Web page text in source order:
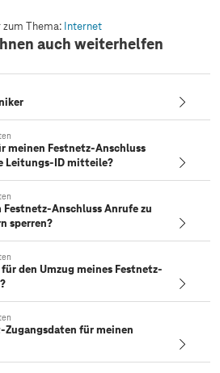
zum Thema: Internet
auch weiterhelfen
meinen Festnetz-Anschluss
Leitungs-ID mitteile?
Anschluss Anrufe zu
sperren?
den Umzug meines Festnetz-
für meinen